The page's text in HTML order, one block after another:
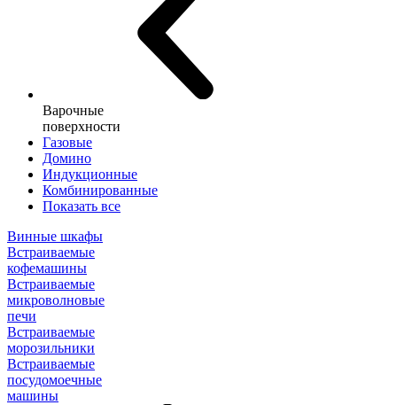
Варочные
поверхности
Газовые
Домино
Индукционные
Комбинированные
Показать все
Винные шкафы
Встраиваемые
кофемашины
Встраиваемые
микроволновые
печи
Встраиваемые
морозильники
Встраиваемые
посудомоечные
машины